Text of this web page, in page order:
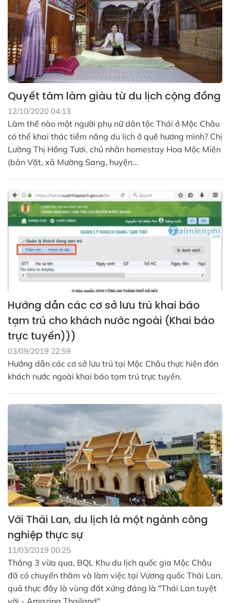
Quyết tâm làm giàu từ du lịch cộng đồng
12/10/2020 04:13
Làm thế nào một người phụ nữ dân tộc Thái ở Mộc Châu
có thể khai thác tiềm năng du lịch ở quê hương mình? Chị
Lường Thị Hồng Tươi, chủ nhân homestay Hoa Mộc Miên
(bản Vặt, xã Mường Sang, huyện...
Hướng dẫn các cơ sở lưu trú khai báo
tạm trú cho khách nước ngoài (Khai báo
trực tuyến)))
03/09/2019 22:59
Hướng dẫn các cơ sở lưu trú tại Mộc Châu thực hiện đón
khách nước ngoài khai báo tạm trú trực tuyến.
Với Thái Lan, du lịch là một ngành công
nghiệp thực sự
11/03/2019 00:25
Tháng 3 vừa qua, BQL Khu du lịch quốc gia Mộc Châu
đã có chuyến thăm và làm việc tại Vương quốc Thái Lan,
quả thực đây là vùng đất xứng đáng là "Thái Lan tuyệt
vời - Amazing Thailand".